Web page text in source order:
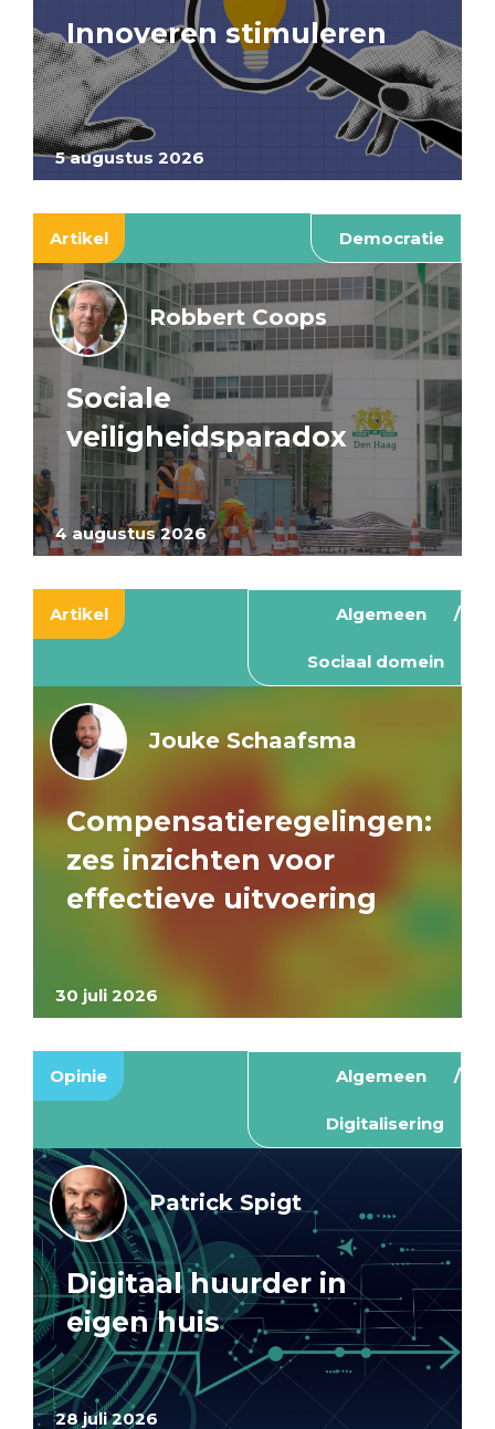
5 augustus 2026
Innoveren stimuleren
Artikel Democratie
4 augustus 2026
Robbert Coops
Sociale
veiligheidsparadox
Artikel Algemeen
Sociaal domein
30 juli 2026
Jouke Schaafsma
Compensatieregelingen:
zes inzichten voor
effectieve uitvoering
Opinie Algemeen
Digitalisering
28 juli 2026
Patrick Spigt
Digitaal huurder in
eigen huis